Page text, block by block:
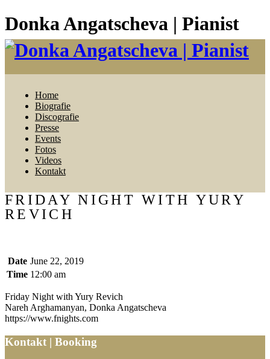
Donka Angatscheva | Pianist
Home
Biografie
Discografie
Presse
Events
Fotos
Videos
Kontakt
FRIDAY NIGHT WITH YURY
REVICH
Date June 22, 2019
Time 12:00 am
Friday Night with Yury Revich
Nareh Arghamanyan, Donka Angatscheva
https://www.fnights.com
Kontakt | Booking